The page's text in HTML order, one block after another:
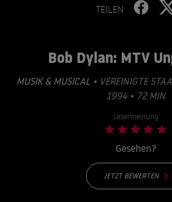
TEILEN
Bob Dylan: MTV
MUSIK & MUSICAL• VEREINIGTE
1994 • 72 MIN
Lesermeinung
Gesehen?
JETZT BEWERTEN